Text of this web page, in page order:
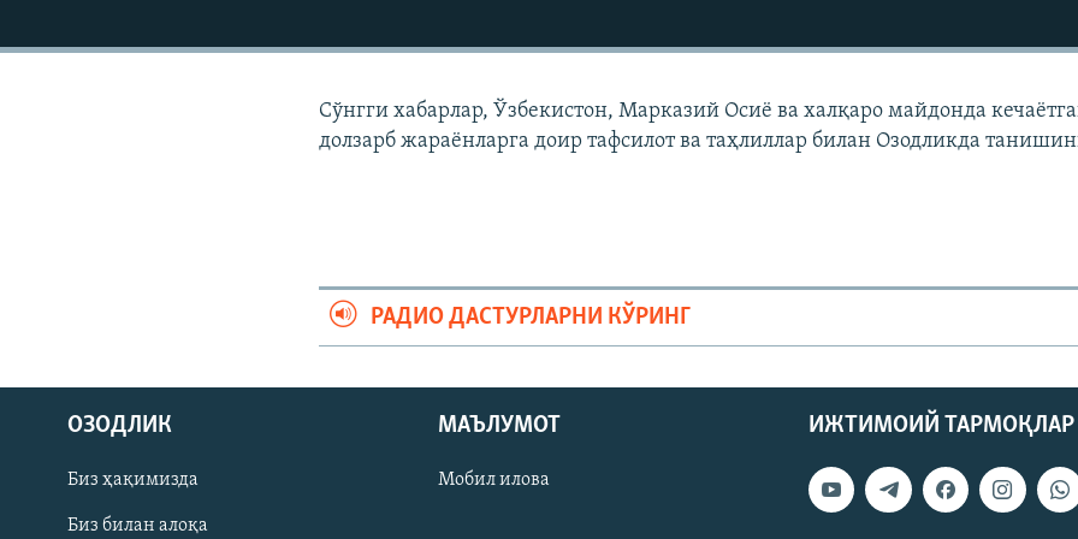
На русском
ИЖТИМОИЙ ТАРМОҚЛАР
Сўнгги хабарлар, Ўзбекистон, Марказий Осиë ва халқаро майдонда
долзарб жараëнларга доир тафсилот ва таҳлиллар билан Озодликда
РАДИО ДАСТУРЛАРНИ КЎРИНГ
ИЖТИМОИЙ ТАРМОҚЛАР
ОЗОДЛИК
Биз ҳақимизда
Биз билан алоқа
МАЪЛУМОТ
Мобил илова